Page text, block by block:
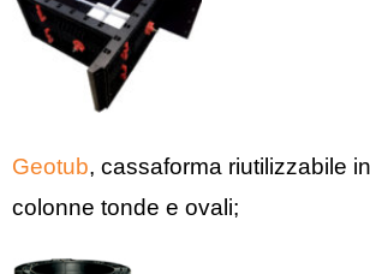
Geotub, cassaforma riutilizzabile
colonne tonde e ovali;